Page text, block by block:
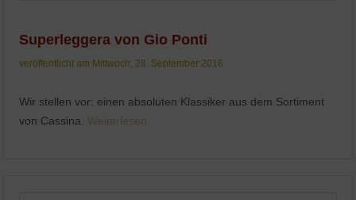
Superleggera von Gio Ponti
veröffentlicht am Mittwoch, 28. September 2016
Wir stellen vor: einen absoluten Klassiker aus dem Sortiment
von Cassina.Weiterlesen